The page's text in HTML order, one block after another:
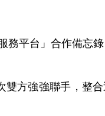
務平台」合作備忘
雙方強強聯手，整